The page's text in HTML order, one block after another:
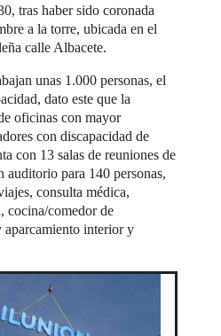
tras haber sido coronada
a la torre, ubicada en el
calle Albacete.
unas 1.000 personas, el
dato este que la
oficinas con mayor
con discapacidad de
con 13 salas de reuniones de
auditorio para 140 personas,
consulta médica,
cocina/comedor de
aparcamiento interior y